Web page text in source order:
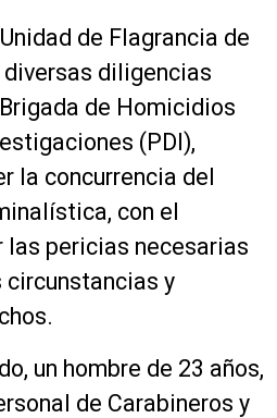
de Flagrancia de
diligencias
de Homicidios
(PDI),
la concurrencia del
con el
pericias necesarias
circunstancias y
un hombre de 23 años,
de Carabineros y